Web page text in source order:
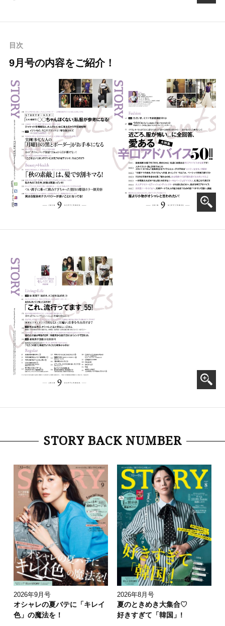
目次
9月号の内容をご紹介！
STORY BACK NUMBER
2026年9月号
オシャレの夏バテに「キレイ
色」の魔法を！
2026年8月号
夏のときめき大集合♡
好きすぎて「韓国」!